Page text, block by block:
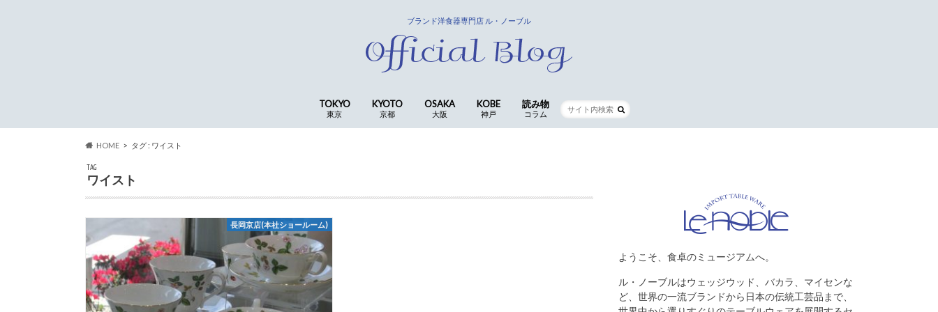
ブランド洋食器専門店 ル・ノーブル
TOKYO
東京
KYOTO
京都
OSAKA
大阪
KOBE
神戸
読み物
コラム
HOME タグ : ワイスト
TAG
ワイスト
長岡京店(本社ショールーム)
ようこそ、食卓のミュージアムへ。
ル・ノーブルはウェッジウッド、バカラ、マイセンな
ど、世界の一流ブランドから日本の伝統工芸品まで、